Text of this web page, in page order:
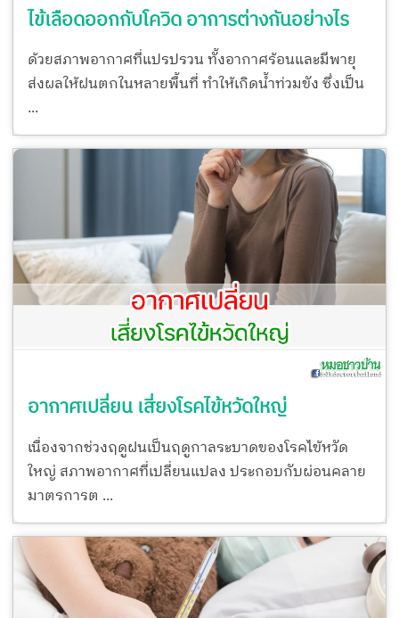
ไข้เลือดออกกับโควิด อาการต่างกันอย่างไร
ด้วยสภาพอากาศที่แปรปรวน ทั้งอากาศร้อนและมีพายุ
ส่งผลให้ฝนตกในหลายพื้นที่ ทำให้เกิดน้ำท่วมขัง ซึ่งเป็น
...
อากาศเปลี่ยน เสี่ยงโรคไข้หวัดใหญ่
เนื่องจากช่วงฤดูฝนเป็นฤดูกาลระบาดของโรคไข้หวัด
ใหญ่ สภาพอากาศที่เปลี่ยนแปลง ประกอบกับผ่อนคลาย
มาตรการต ...